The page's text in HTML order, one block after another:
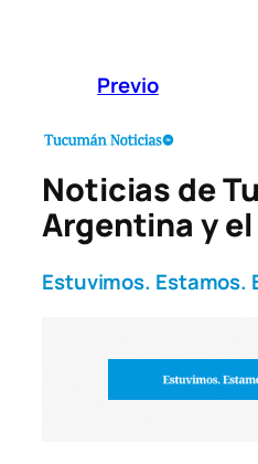
Previo
Noticias de
Argentina y
Estuvimos. Estamos.